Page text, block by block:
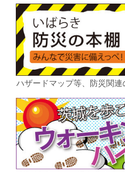
ハザードマップ等、防災関連